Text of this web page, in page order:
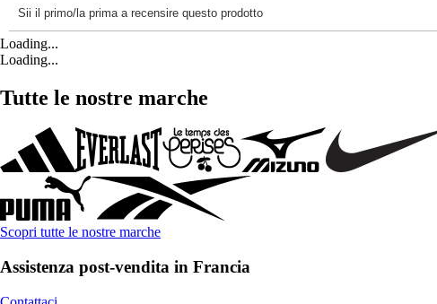
Loading...
Loading...
Tutte le nostre marche
Scopri tutte le nostre marche
Assistenza post-vendita in Francia